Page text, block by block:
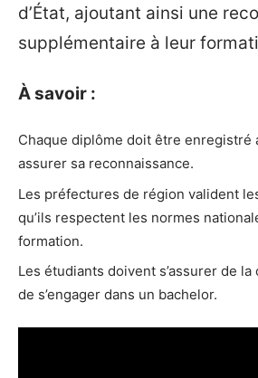
d’État, ajoutant ainsi une
supplémentaire à leur
À savoir :
Chaque diplôme doit être enregistré
assurer sa reconnaissance.
Les préfectures de région valident
qu’ils respectent les normes
formation.
Les étudiants doivent s’assurer de
de s’engager dans un bachelor.